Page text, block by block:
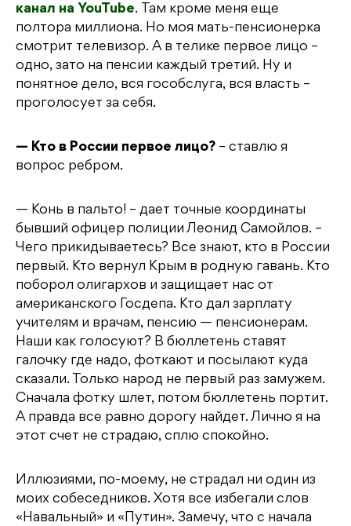
канал на YouTube. Там кроме меня еще
полтора миллиона. Но моя мать-пенсионерка
смотрит телевизор. А в телике первое лицо –
одно, зато на пенсии каждый третий. Ну и
понятное дело, вся гособслуга, вся власть –
проголосует за себя.
— Кто в России первое лицо? – ставлю я
вопрос ребром.
— Конь в пальто! – дает точные координаты
бывший офицер полиции Леонид Самойлов. –
Чего прикидываетесь? Все знают, кто в России
первый. Кто вернул Крым в родную гавань. Кто
поборол олигархов и защищает нас от
американского Госдепа. Кто дал зарплату
учителям и врачам, пенсию — пенсионерам.
Наши как голосуют? В бюллетень ставят
галочку где надо, фоткают и посылают куда
сказали. Только народ не первый раз замужем.
Сначала фотку шлет, потом бюллетень портит.
А правда все равно дорогу найдет. Лично я на
этот счет не страдаю, сплю спокойно.
Иллюзиями, по-моему, не страдал ни один из
моих собеседников. Хотя все избегали слов
«Навальный» и «Путин». Замечу, что с начала